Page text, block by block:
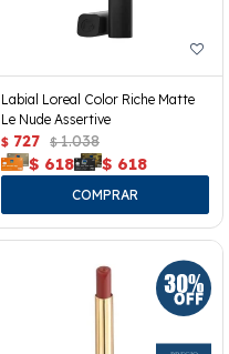
Labial Loreal Color Riche Matte
Le Nude Assertive
$ 727 $ 1.038
$ 618 $ 618